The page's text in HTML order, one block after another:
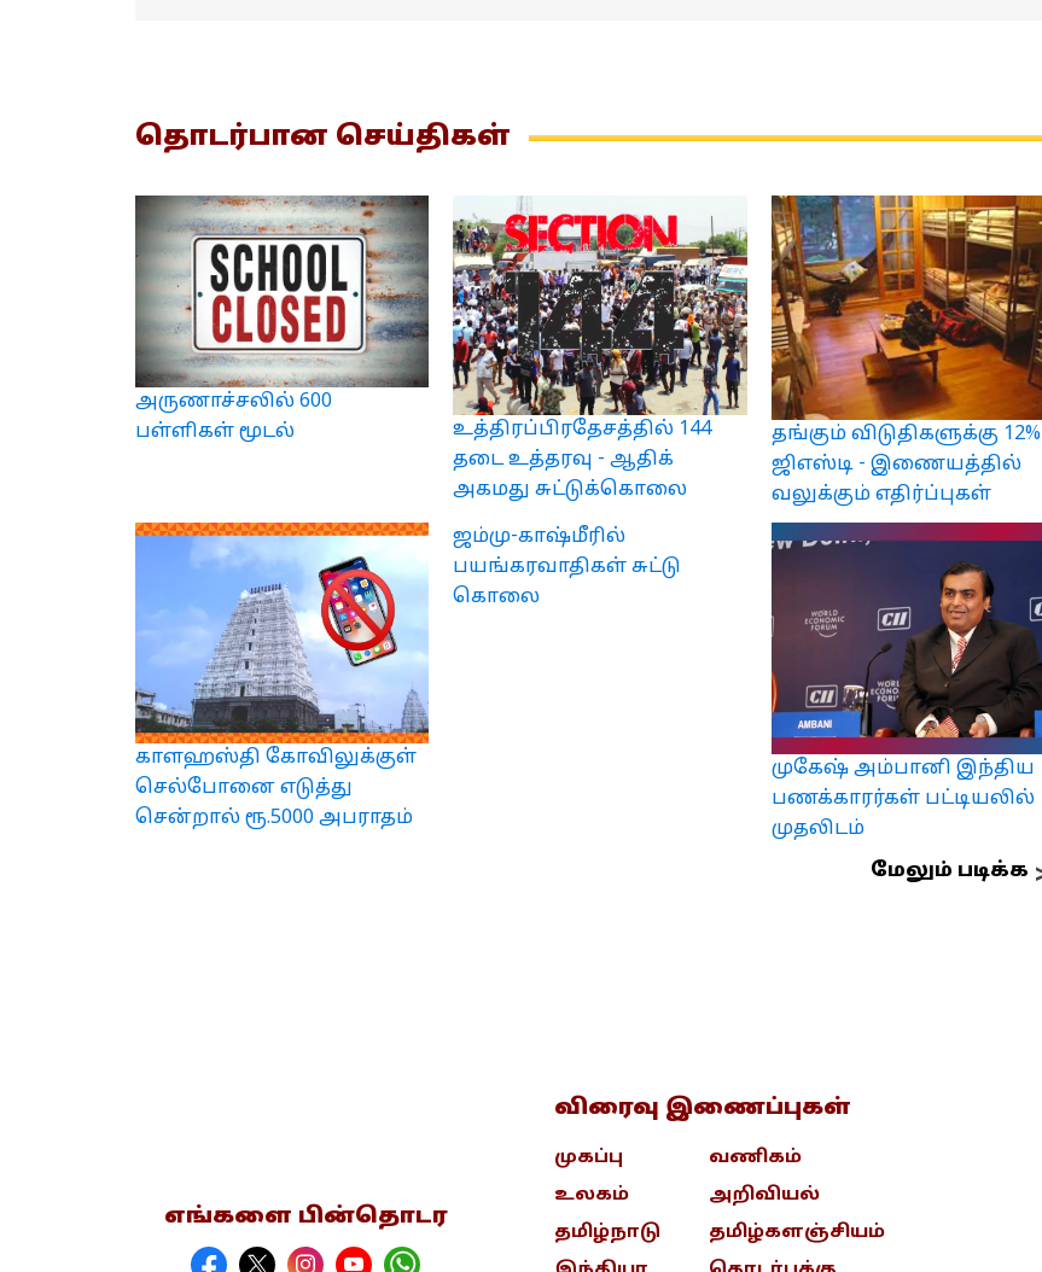
தொடர்பான செய்திகள்
அருணாச்சலில் 600
பள்ளிகள் மூடல்
உத்திரப்பிரதேசத்தில் 144
தடை உத்தரவு - ஆதிக்
அகமது சுட்டுக்கொலை
தங்கும் விடுதிகளுக்கு 12%
ஜிஎஸ்டி - இணையத்தில்
வலுக்கும் எதிர்ப்புகள்
காளஹஸ்தி கோவிலுக்குள்
செல்போனை எடுத்து
சென்றால் ரூ.5000 அபராதம்
ஜம்மு-காஷ்மீரில்
பயங்கரவாதிகள் சுட்டு
கொலை
முகேஷ் அம்பானி இந்திய
பணக்காரர்கள் பட்டியலில்
முதலிடம்
மேலும் படிக்க
எங்களை பின்தொடர
விரைவு இணைப்புகள்
முகப்பு
உலகம்
தமிழ்நாடு
வணிகம்
அறிவியல்
தமிழ்களஞ்சியம்